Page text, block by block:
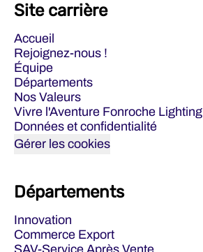
Site carrière
Accueil
Rejoignez-nous !
Équipe
Départements
Nos Valeurs
Vivre l'Aventure Fonroche Lighting
Données et confidentialité
Gérer les cookies
Départements
Innovation
Commerce Export
SAV-Service Après Vente